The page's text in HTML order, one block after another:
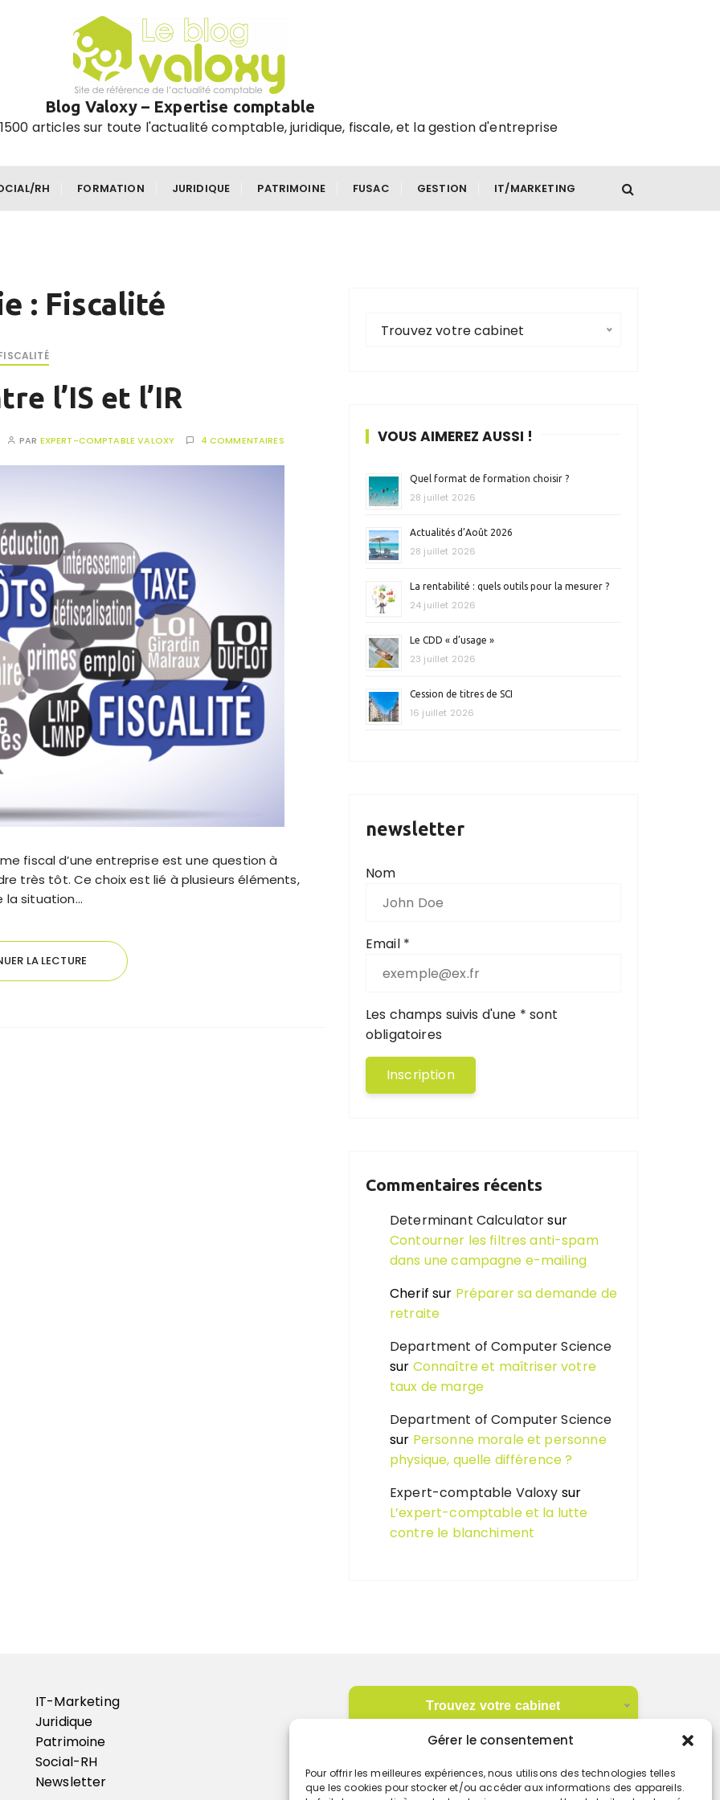
Gérer le consentement
Pour offrir les meilleures expériences, nous utilisons des technologies telles
que les cookies pour stocker et/ou accéder aux informations des appareils.
Blog Valoxy – Expertise comptable
articles sur toute l'actualité comptable, juridique, fiscale, et la gestion d'entreprise
RH FORMATION JURIDIQUE PATRIMOINE FUSAC GESTION IT/MARKETING
: Fiscalité
l’IS et l’IR
PAR EXPERT-COMPTABLE VALOXY 4 COMMENTAIRES
fiscal d’une entreprise est une question à
très tôt. Ce choix est lié à plusieurs éléments,
la situation…
LA LECTURE
Trouvez votre cabinet
VOUS AIMEREZ AUSSI !
Quel format de formation choisir ?
28 juillet 2026
Actualités d’Août 2026
28 juillet 2026
La rentabilité : quels outils pour la mesurer ?
24 juillet 2026
Le CDD « d’usage »
23 juillet 2026
Cession de titres de SCI
16 juillet 2026
newsletter
Nom
Email *
Les champs suivis d'une * sont
obligatoires
Commentaires récents
Determinant Calculatorsur
Contourner les filtres anti-spam
dans une campagne e-mailing
Cherif sur Préparer sa demande de
retraite
Department of Computer Science
sur Connaître et maîtriser votre
taux de marge
Department of Computer Science
sur Personne morale et personne
physique, quelle différence ?
Expert-comptable Valoxy sur
L’expert-comptable et la lutte
contre le blanchiment
IT-Marketing
Juridique
Patrimoine
Social-RH
Newsletter
Trouvez votre cabinet